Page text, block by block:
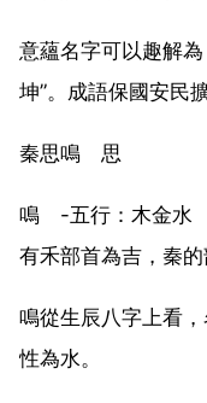
意蘊名字可以趣解
坤”。成語保國安民
秦思鳴 思
鳴 -五行：木金水
有禾部首為吉，秦的
鳴從生辰八字上看
性為水。